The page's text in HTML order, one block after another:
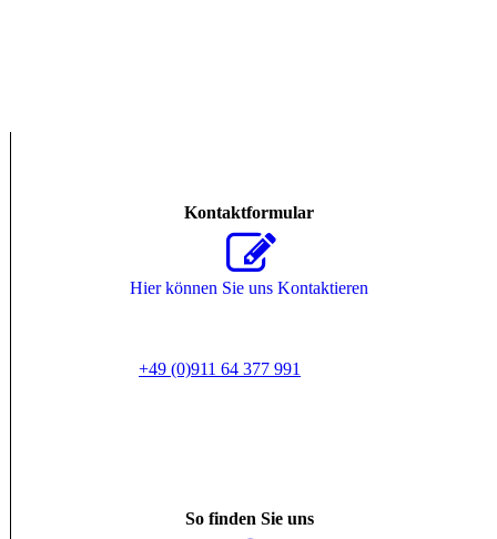
Kontaktformular
Hier können Sie uns Kontaktieren
So finden Sie uns